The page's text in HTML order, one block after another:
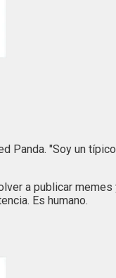
Panda. "Soy un
a publicar
Es humano.